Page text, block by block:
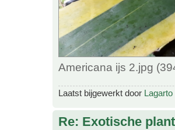
Americana ijs 2.jpg
Laatst bijgewerkt door Lagarto
Re: Exotische